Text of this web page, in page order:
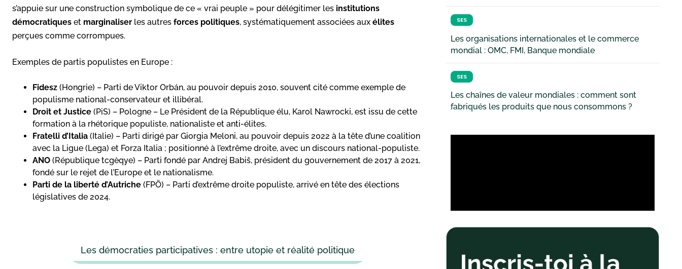
s’appuie sur une construction symbolique de ce « vrai peuple » pour délégitimer les institutions
démocratiques et marginaliser les autres forces politiques, systématiquement associées aux élites
perçues comme corrompues.
Exemples de partis populistes en Europe :
Fidesz (Hongrie) – Parti de Viktor Orbán, au pouvoir depuis 2010, souvent cité comme exemple de
populisme national-conservateur et illibéral.
Droit et Justice (PiS) – Pologne – Le Président de la République élu, Karol Nawrocki, est issu de cette
formation à la rhétorique populiste, nationaliste et anti-élites.
Fratelli d’Italia (Italie) – Parti dirigé par Giorgia Meloni, au pouvoir depuis 2022 à la tête d’une coalition
avec la Ligue (Lega) et Forza Italia ; positionné à l’extrême droite, avec un discours national-populiste.
ANO (République tcgèqye) – Parti fondé par Andrej Babiš, président du gouvernement de 2017 à 2021,
fondé sur le rejet de l’Europe et le nationalisme.
Parti de la liberté d’Autriche (FPÖ) – Parti d’extrême droite populiste, arrivé en tête des élections
législatives de 2024.
Les démocraties participatives : entre utopie et réalité politique
SES
Les organisations internationales et le commerce
mondial : OMC, FMI, Banque mondiale
SES
Les chaînes de valeur mondiales : comment sont
fabriqués les produits que nous consommons ?